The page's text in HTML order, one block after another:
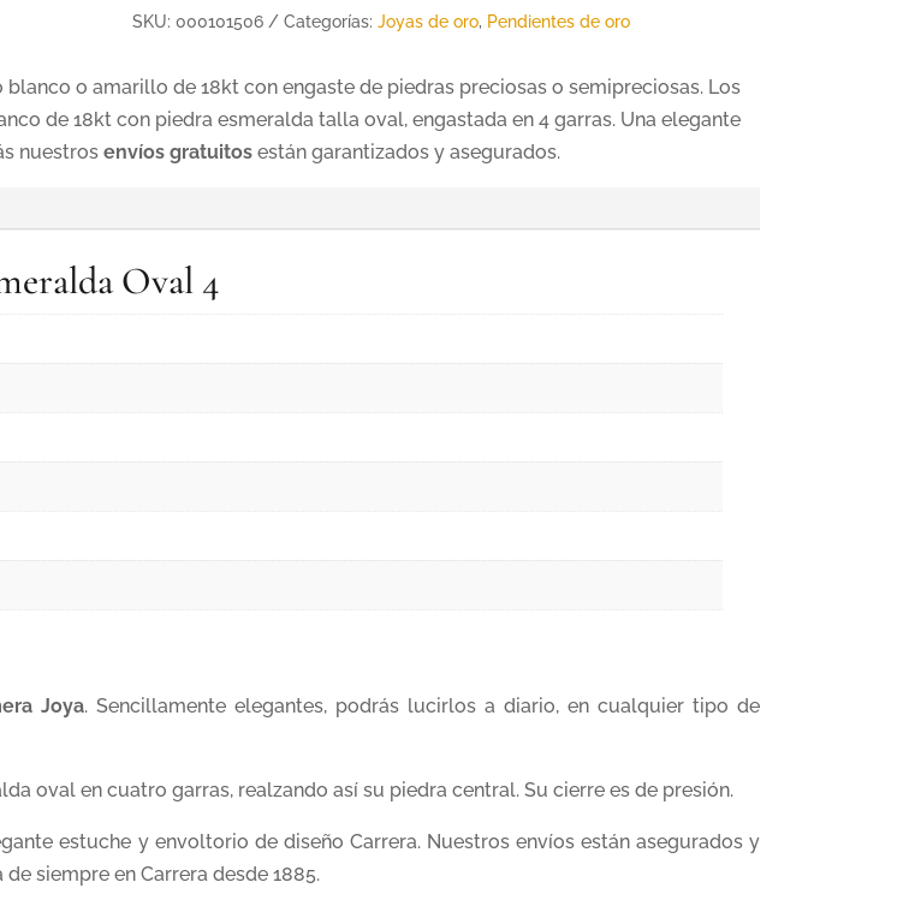
SKU:000101506 Categorías:Joyas de oro, Pendientes de oro
o amarillo de 18kt con engaste de piedras preciosas o semipreciosas. Los
de 18kt con piedra esmeralda talla oval, engastada en 4 garras. Una elegante
nuestros envíos gratuitos están garantizados y asegurados.
Oval 4
Joya. Sencillamente elegantes, podrás lucirlos a diario, en cualquier tipo de
oval en cuatro garras, realzando así su piedra central. Su cierre es de presión.
estuche y envoltorio de diseño Carrera. Nuestros envíos están asegurados y
siempre en Carrera desde 1885.